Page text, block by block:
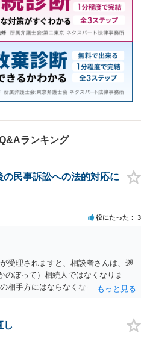
ランキング
民事訴訟への法的対応に
役にたった 3
受理されますと、相談者さんは、遡
のぼって）相続人ではなくなりま
相手方にはならなくなるので（明け
ピーを答弁書に添えて裁判所に提出
請求棄却を求める答弁書を提出すれ
ありません。その日は差支え（用事
し